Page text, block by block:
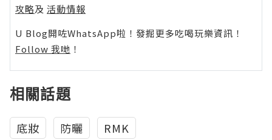
攻略及 活動情報
U Blog開咗WhatsApp啦！發掘更多吃喝玩樂資訊！
Follow 我哋 ！
相關話題
底妝 防曬 RMK